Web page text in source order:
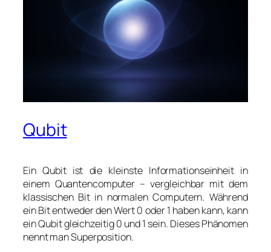
Qubit
Ein Qubit ist die kleinste Informationseinheit in
einem Quantencomputer – vergleichbar mit dem
klassischen Bit in normalen Computern. Während
ein Bit entweder den Wert 0 oder 1 haben kann, kann
ein Qubit gleichzeitig 0 und 1 sein. Dieses Phänomen
nennt man Superposition.